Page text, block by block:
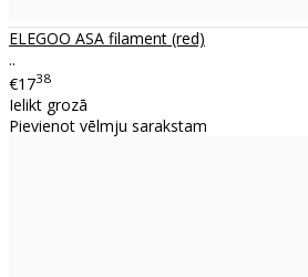
ELEGOO ASA filament (red)
..
€1738
Ielikt grozā
Pievienot vēlmju sarakstam